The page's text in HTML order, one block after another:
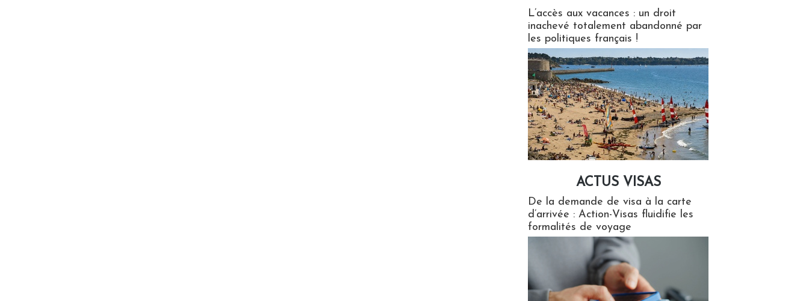
L’accès aux vacances : un droit
inachevé totalement abandonné par
les politiques français !
ACTUS VISAS
De la demande de visa à la carte
d’arrivée : Action-Visas fluidifie les
formalités de voyage